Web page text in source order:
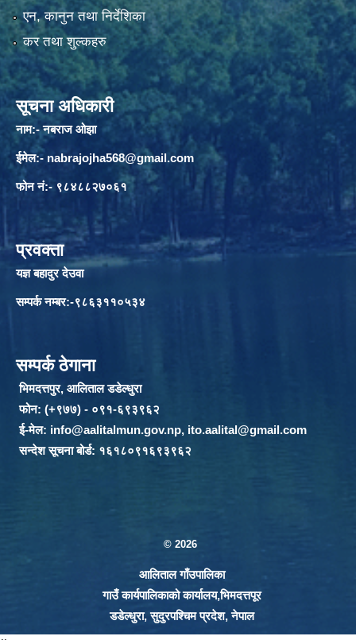
एन, कानुन तथा निर्देशिका
कर तथा शुल्कहरु
सूचना अधिकारी
नाम:- नबराज ओझा
ईमेल:- nabrajojha568@gmail.com
फोन नं:- ९८४८८२७०६१
प्रवक्ता
यज्ञ बहादुर देउवा
सम्पर्क नम्बर:-९८६३११०५३४
सम्पर्क ठेगाना
भिमदत्तपुर, आलिताल डडेल्धुरा
फोन: (+९७७) - ०९१-६९३९६२
ई-मेल: info@aalitalmun.gov.np, ito.aalital@gmail.com
सन्देश सूचना बोर्ड: १६१८०९१६९३९६२
© 2026
आलिताल गाँउपालिका
गाउँ कार्यपालिकाको कार्यालय,भिमदत्तपूर
डडेल्धुरा, सुदुरपश्चिम प्रदेश, नेपाल